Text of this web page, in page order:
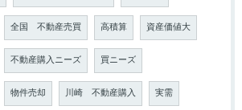
全国 不動産売買 高積算 資産価値大
不動産購入ニーズ 買ニーズ
物件売却 川崎 不動産購入 実需